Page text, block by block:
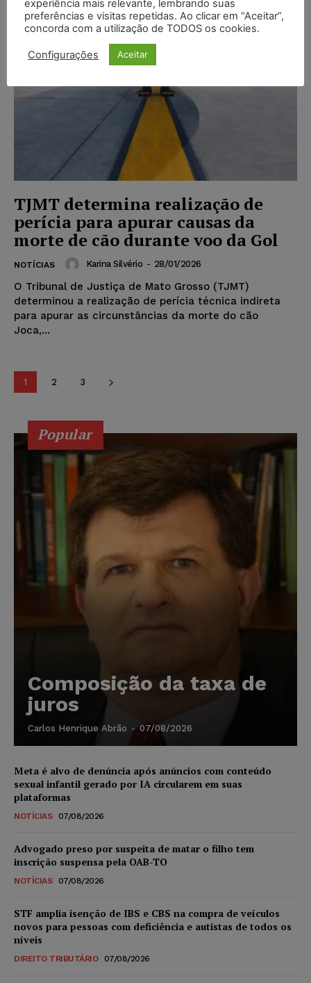
TJMT determina realização de
perícia para apurar causas da
morte de cão durante voo da Gol
NOTÍCIAS Karina Silvério - 28/01/2026
O Tribunal de Justiça de Mato Grosso (TJMT)
determinou a realização de perícia técnica indireta
para apurar as circunstâncias da morte do cão
Joca,...
1 2 3
Popular
Composição da taxa de
juros
Carlos Henrique Abrão - 07/08/2026
Meta é alvo de denúncia após anúncios com conteúdo
sexual infantil gerado por IA circularem em suas
plataformas
NOTÍCIAS 07/08/2026
Advogado preso por suspeita de matar o filho tem
inscrição suspensa pela OAB-TO
NOTÍCIAS 07/08/2026
STF amplia isenção de IBS e CBS na compra de veículos
novos para pessoas com deficiência e autistas de todos os
níveis
DIREITO TRIBUTÁRIO 07/08/2026
experiência mais relevante, lembrando suas
preferências e visitas repetidas. Ao clicar em “Aceitar”,
concorda com a utilização de TODOS os cookies.
Configurações Aceitar